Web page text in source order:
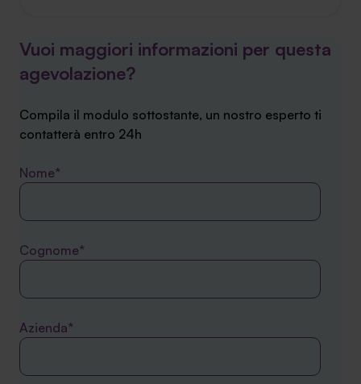
Vuoi maggiori informazioni per questa
agevolazione?
Compila il modulo sottostante, un nostro esperto ti
contatterà entro 24h
Nome*
Cognome*
Azienda*